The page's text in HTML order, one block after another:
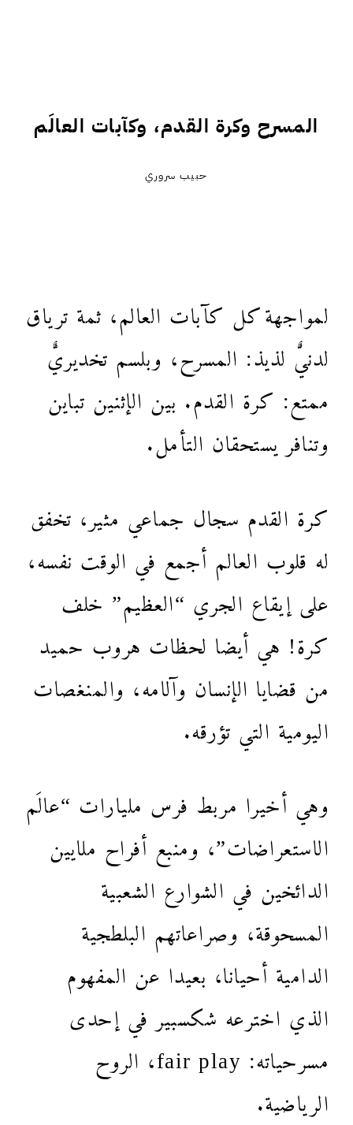
المسرح وكرة القدم، وكآبات العالَم
حبيب سروري
لمواجهة كل كآبات العالم، ثمة ترياق
لدنيٌّ لذيذ: المسرح، وبلسم تخديريٌّ
ممتع: كرة القدم. بين الإثنين تباين
وتنافر يستحقان التأمل.
كرة القدم سجال جماعي مثير، تخفق
له قلوب العالم أجمع في الوقت نفسه،
على إيقاع الجري “العظيم” خلف
كرة! هي أيضا لحظات هروب حميد
من قضايا الإنسان وآلامه، والمنغصات
اليومية التي تؤرقه.
وهي أخيرا مربط فرس مليارات “عالَم
الاستعراضات”، ومنبع أفراح ملايين
الدائخين في الشوارع الشعبية
المسحوقة، وصراعاتهم البلطجية
الدامية أحيانا، بعيدا عن المفهوم
الذي اخترعه شكسبير في إحدى
مسرحياته: fair play، الروح
الرياضية.